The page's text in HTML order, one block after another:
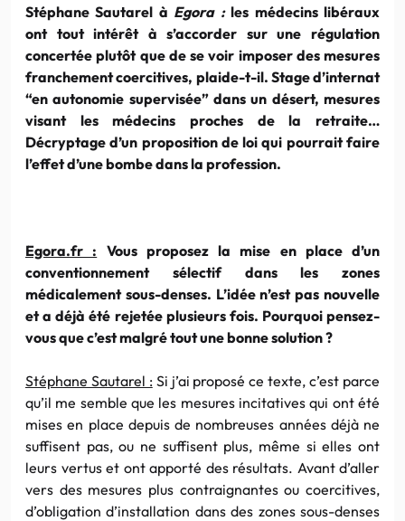
Stéphane Sautarel à Egora :les médecins libéraux
ont tout intérêt à s’accorder sur une régulation
concertée plutôt que de se voir imposer des mesures
franchement coercitives, plaide-t-il. Stage d’internat
“en autonomie supervisée” dans un désert, mesures
visant les médecins proches de la retraite…
Décryptage d’un proposition de loi qui pourrait faire
l’effet d’une bombe dans la profession.
Egora.fr : Vous proposez la mise en place d’un
conventionnement sélectif dans les zones
médicalement sous-denses. L’idée n’est pas nouvelle
et a déjà été rejetée plusieurs fois. Pourquoi pensez-
vous que c’est malgré tout une bonne solution ?
Stéphane Sautarel :Si j’ai proposé ce texte, c’est parce
qu’il me semble que les mesures incitatives qui ont été
mises en place depuis de nombreuses années déjà ne
suffisent pas, ou ne suffisent plus, même si elles ont
leurs vertus et ont apporté des résultats. Avant d’aller
vers des mesures plus contraignantes ou coercitives,
d’obligation d’installation dans des zones sous-denses